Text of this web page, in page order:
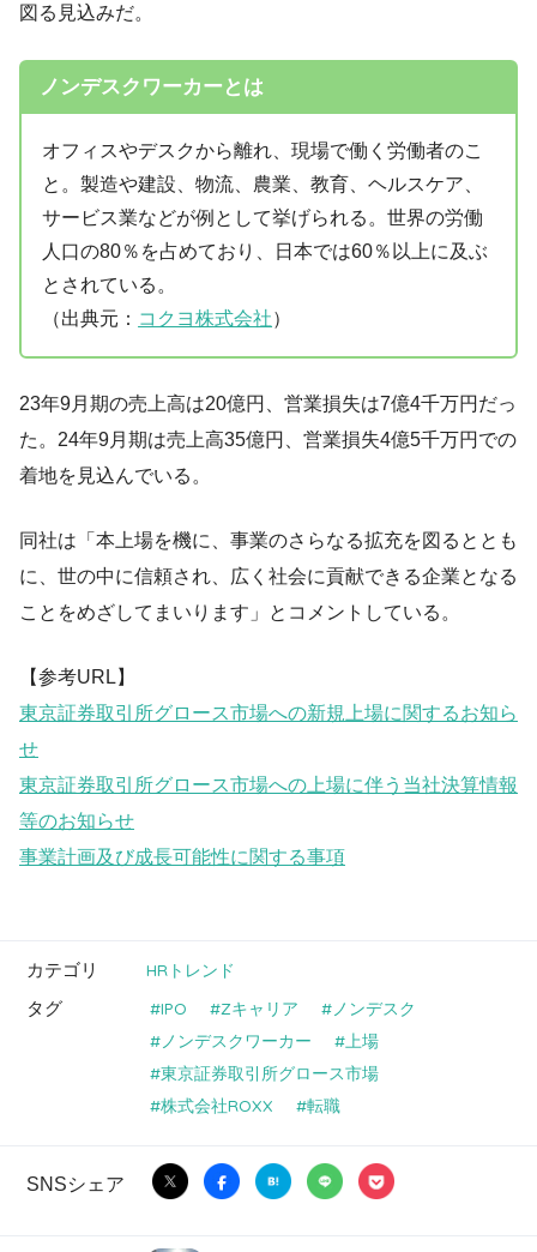
図る見込みだ。
ノンデスクワーカーとは
オフィスやデスクから離れ、現場で働く労働者のこ
と。製造や建設、物流、農業、教育、ヘルスケア、
サービス業などが例として挙げられる。世界の労働
人口の80％を占めており、日本では60％以上に及ぶ
とされている。
（出典元： コクヨ株式会社）
23年9月期の売上高は20億円、営業損失は7億4千万円だっ
た。24年9月期は売上高35億円、営業損失4億5千万円での
着地を見込んでいる。
同社は「本上場を機に、事業のさらなる拡充を図るととも
に、世の中に信頼され、広く社会に貢献できる企業となる
ことをめざしてまいります」とコメントしている。
【参考URL】
東京証券取引所グロース市場への新規上場に関するお知ら
せ
東京証券取引所グロース市場への上場に伴う当社決算情報
等のお知らせ
事業計画及び成長可能性に関する事項
カテゴリ HRトレンド
タグ IPO Zキャリア
ノンデスク
ノンデスクワーカー
上場
東京証券取引所グロース市場
株式会社ROXX
転職
SNSシェア